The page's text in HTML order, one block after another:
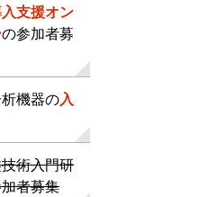
支援オン
の参加者募
機器の入
術入門研
者募集